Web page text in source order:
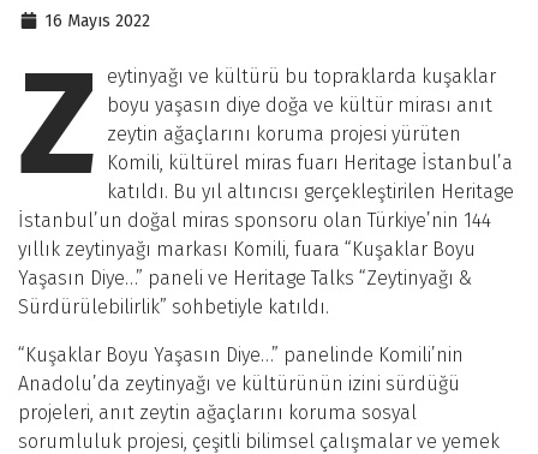
16 Mayıs 2022
Z
eytinyağı ve kültürü bu topraklarda kuşaklar
boyu yaşasın diye doğa ve kültür mirası anıt
zeytin ağaçlarını koruma projesi yürüten
Komili, kültürel miras fuarı Heritage İstanbul’a
katıldı. Bu yıl altıncısı gerçekleştirilen Heritage
İstanbul’un doğal miras sponsoru olan Türkiye’nin 144
yıllık zeytinyağı markası Komili, fuara “Kuşaklar Boyu
Yaşasın Diye…” paneli ve Heritage Talks “Zeytinyağı &
Sürdürülebilirlik” sohbetiyle katıldı.
“Kuşaklar Boyu Yaşasın Diye…” panelinde Komili’nin
Anadolu’da zeytinyağı ve kültürünün izini sürdüğü
projeleri, anıt zeytin ağaçlarını koruma sosyal
sorumluluk projesi, çeşitli bilimsel çalışmalar ve yemek